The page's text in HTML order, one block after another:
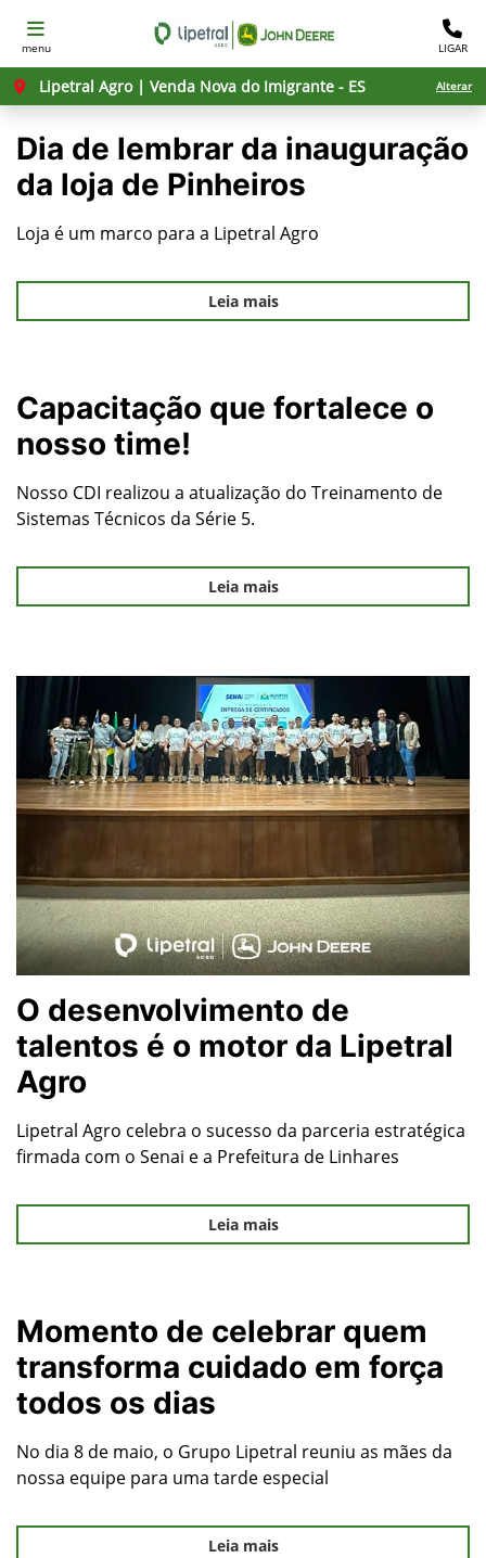
menu LIGAR
Lipetral Agro | Venda Nova do Imigrante - ES Alterar
Dia de lembrar da inauguração
da loja de Pinheiros
Loja é um marco para a Lipetral Agro
Leia mais
Capacitação que fortalece o
nosso time!
Nosso CDI realizou a atualização do Treinamento de
Sistemas Técnicos da Série 5.
Leia mais
O desenvolvimento de
talentos é o motor da Lipetral
Agro
Lipetral Agro celebra o sucesso da parceria estratégica
firmada com o Senai e a Prefeitura de Linhares
Leia mais
Momento de celebrar quem
transforma cuidado em força
todos os dias
No dia 8 de maio, o Grupo Lipetral reuniu as mães da
nossa equipe para uma tarde especial
Leia mais